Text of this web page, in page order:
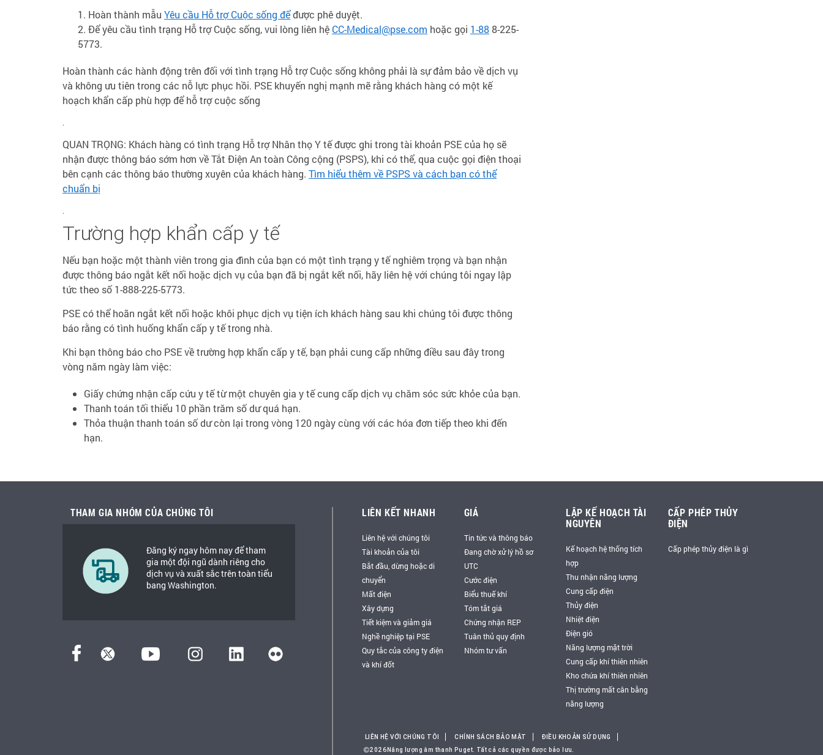
Hoàn thành mẫu Yêu cầu Hỗ trợ Cuộc sống đểđược phê duyệt.
Để yêu cầu tình trạng Hỗ trợ Cuộc sống, vui lòng liên hệ CC-Medical@pse.com hoặc gọi 1-888-225-
5773.
Hoàn thành các hành động trên đối với tình trạng Hỗ trợ Cuộc sống không phải là sự đảm bảo về dịch vụ
và không ưu tiên trong các nỗ lực phục hồi. PSE khuyến nghị mạnh mẽ rằng khách hàng có một kế
hoạch khẩn cấp phù hợp để hỗ trợ cuộc sống
.
QUAN TRỌNG: Khách hàng có tình trạng Hỗ trợ Nhân thọ Y tế được ghi trong tài khoản PSE của họ sẽ
nhận được thông báo sớm hơn về Tắt Điện An toàn Công cộng (PSPS), khi có thể, qua cuộc gọi điện thoại
bên cạnh các thông báo thường xuyên của khách hàng. Tìm hiểu thêm về PSPS và cách bạn có thể
chuẩn bị
.
Trường hợp khẩn cấp y tế
Nếu bạn hoặc một thành viên trong gia đình của bạn có một tình trạng y tế nghiêm trọng và bạn nhận
được thông báo ngắt kết nối hoặc dịch vụ của bạn đã bị ngắt kết nối, hãy liên hệ với chúng tôi ngay lập
tức theo số 1-888-225-5773.
PSE có thể hoãn ngắt kết nối hoặc khôi phục dịch vụ tiện ích khách hàng sau khi chúng tôi được thông
báo rằng có tình huống khẩn cấp y tế trong nhà.
Khi bạn thông báo cho PSE về trường hợp khẩn cấp y tế, bạn phải cung cấp những điều sau đây trong
vòng năm ngày làm việc:
Giấy chứng nhận cấp cứu y tế từ một chuyên gia y tế cung cấp dịch vụ chăm sóc sức khỏe của bạn.
Thanh toán tối thiểu 10 phần trăm số dư quá hạn.
Thỏa thuận thanh toán số dư còn lại trong vòng 120 ngày cùng với các hóa đơn tiếp theo khi đến
hạn.
THAM GIA NHÓM CỦA CHÚNG TÔI
Đăng ký ngay hôm nay để tham
gia một đội ngũ dành riêng cho
dịch vụ và xuất sắc trên toàn tiểu
bang Washington.
LIÊN KẾT NHANH
Liên hệ với chúng tôi
Tài khoản của tôi
Bắt đầu, dừng hoặc di
chuyển
Mất điện
Xây dựng
Tiết kiệm và giảm giá
Nghề nghiệp tại PSE
Quy tắc của công ty điện
và khí đốt
GIÁ
Tin tức và thông báo
Đang chờ xử lý hồ sơ
UTC
Cước điện
Biểu thuế khí
Tóm tắt giá
Chứng nhận REP
Tuân thủ quy định
Nhóm tư vấn
LẬP KẾ HOẠCH TÀI
NGUYÊN
Kế hoạch hệ thống tích
hợp
Thu nhận năng lượng
Cung cấp điện
Thủy điện
Nhiệt điện
Điện gió
Năng lượng mặt trời
Cung cấp khí thiên nhiên
Kho chứa khí thiên nhiên
Thị trường mất cân bằng
năng lượng
CẤP PHÉP THỦY
ĐIỆN
Cấp phép thủy điện là gì
LIÊN HỆ VỚI CHÚNG TÔI CHÍNH SÁCH BẢO MẬT
ĐIỀU KHOẢN SỬ DỤNG
2026Năng lượng âm thanh Puget. Tất cả các quyền được bảo lưu.